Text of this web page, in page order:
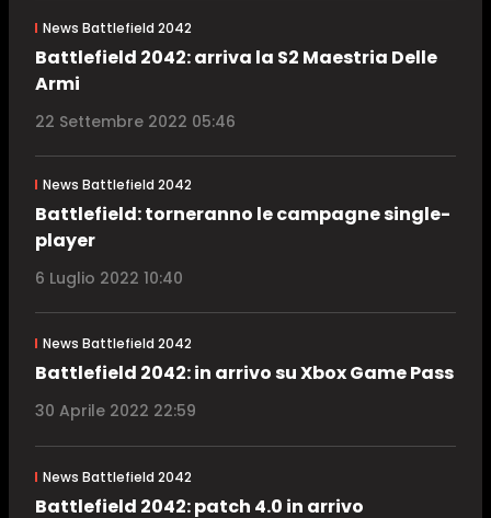
News Battlefield 2042
Battlefield 2042: arriva la S2 Maestria Delle
Armi
22 Settembre 2022 05:46
News Battlefield 2042
Battlefield: torneranno le campagne single-
player
6 Luglio 2022 10:40
News Battlefield 2042
Battlefield 2042: in arrivo su Xbox Game Pass
30 Aprile 2022 22:59
News Battlefield 2042
Battlefield 2042: patch 4.0 in arrivo